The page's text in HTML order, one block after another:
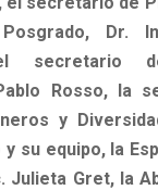
Dr.
secretario
Rosso, la
y
su equipo, la
Julieta Gret, la